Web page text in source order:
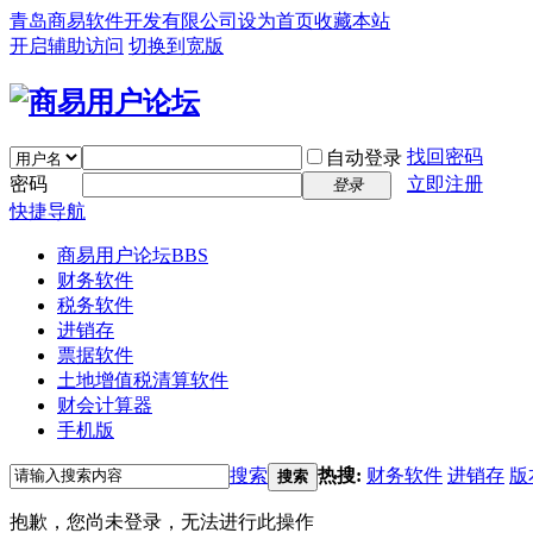
青岛商易软件开发有限公司 设为首页收藏本站
开启辅助访问 切换到宽版
自动登录 找回密码
密码
登录
立即注册
快捷导航
商易用户论坛BBS
财务软件
税务软件
进销存
票据软件
土地增值税清算软件
财会计算器
手机版
搜索 搜索 热搜: 财务软件 进销存 版
抱歉，您尚未登录，无法进行此操作